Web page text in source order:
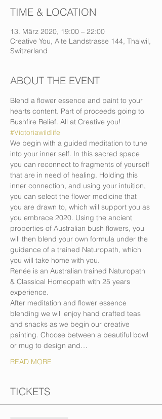
TIME & LOCATION
13. März 2020, 19:00 – 22:00
Creative You, Alte Landstrasse 144, Thalwil,
Switzerland
ABOUT THE EVENT
Blend a flower essence and paint to your
hearts content. Part of proceeds going to
Bushfire Relief. All at Creative you!
#Victoriawildlife
We begin with a guided meditation to tune
into your inner self. In this sacred space
you can reconnect to fragments of yourself
that are in need of healing. Holding this
inner connection, and using your intuition,
you can select the flower medicine that
you are drawn to, which will support you as
you embrace 2020. Using the ancient
properties of Australian bush flowers, you
will then blend your own formula under the
guidance of a trained Naturopath, which
you will take home with you.
Renée is an Australian trained Naturopath
& Classical Homeopath with 25 years
experience.
After meditation and flower essence
blending we will enjoy hand crafted teas
and snacks as we begin our creative
painting. Choose between a beautiful bowl
or mug to design and…
READ MORE
TICKETS